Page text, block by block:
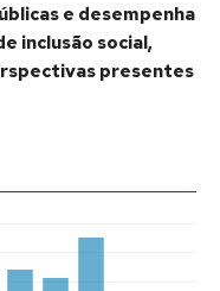
e desempenha
inclusão social,
presentes